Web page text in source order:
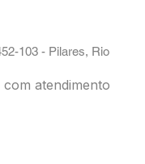
103 - Pilares, Rio